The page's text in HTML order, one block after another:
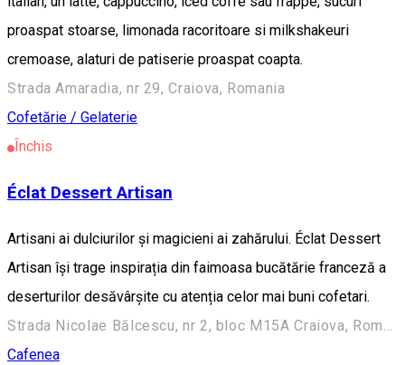
proaspat stoarse, limonada racoritoare si milkshakeuri
cremoase, alaturi de patiserie proaspat coapta.
Strada Amaradia, nr 29, Craiova, Romania
Cofetărie / Gelaterie
Închis
Éclat Dessert Artisan
Artisani ai dulciurilor și magicieni ai zahărului. Éclat Dessert
Artisan își trage inspirația din faimoasa bucătărie franceză a
deserturilor desăvârșite cu atenția celor mai buni cofetari.
Cafenea